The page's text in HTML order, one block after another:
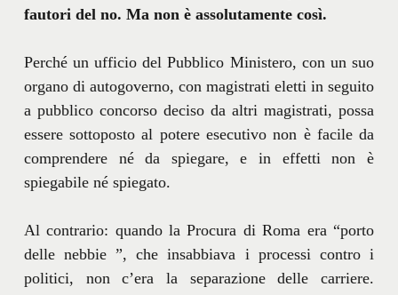
fautori del no. Ma non è assolutamente così.
Perché un ufficio del Pubblico Ministero, con un suo
organo di autogoverno, con magistrati eletti in seguito
a pubblico concorso deciso da altri magistrati, possa
essere sottoposto al potere esecutivo non è facile da
comprendere né da spiegare, e in effetti non è
spiegabile né spiegato.
Al contrario: quando la Procura di Roma era “porto
delle nebbie ”, che insabbiava i processi contro i
politici, non c’era la separazione delle carriere.